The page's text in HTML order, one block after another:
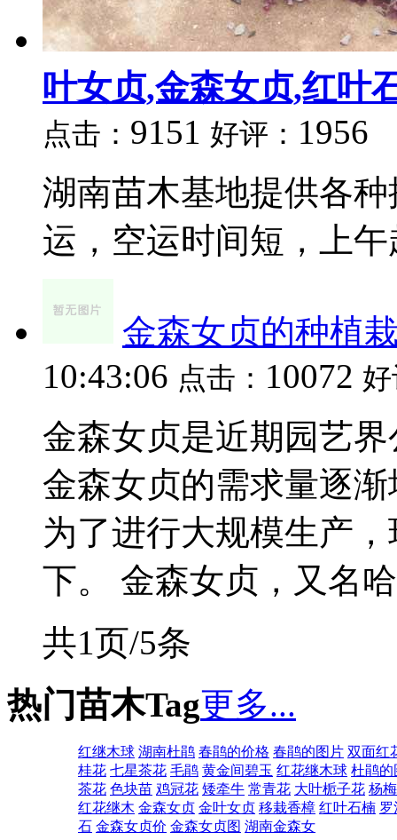
叶女贞,金森女贞,红叶
点击： 9151 好评： 1956
湖南苗木基地提供各
运，空运时间短，上
金森女贞的种植
10:43:06 点击： 10072
金森女贞是近期园艺
金森女贞的需求量逐
为了进行大规模生产
下。 金森女贞，又名
共1页/5条
热门苗木Tag更多...
红继木球 湖南杜鹃 春鹃的价格 春鹃的图片 双面红
桂花 七星茶花 毛鹃 黄金间碧玉 红花继木球 杜鹃的
茶花 色块苗 鸡冠花 矮牵牛 常青花 大叶栀子花 杨梅
红花继木 金森女贞 金叶女贞 移栽香樟 红叶石楠 罗
石 金森女贞价 金森女贞图 湖南金森女